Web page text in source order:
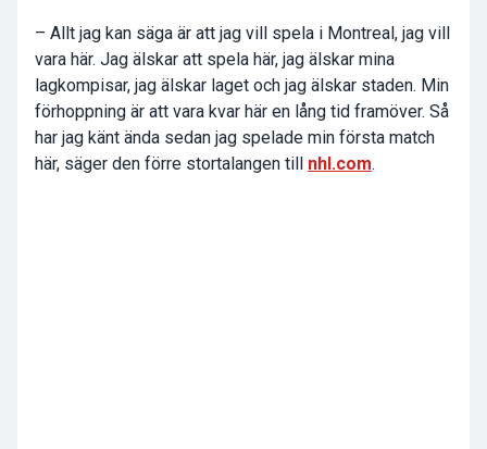
– Allt jag kan säga är att jag vill spela i Montreal, jag vill
vara här. Jag älskar att spela här, jag älskar mina
lagkompisar, jag älskar laget och jag älskar staden. Min
förhoppning är att vara kvar här en lång tid framöver. Så
har jag känt ända sedan jag spelade min första match
här, säger den förre stortalangen till nhl.com.